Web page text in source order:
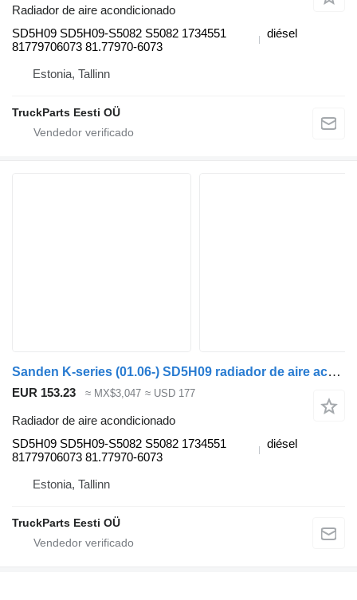
Radiador de aire acondicionado
SD5H09 SD5H09-S5082 S5082 1734551
81779706073 81.77970-6073
diésel
Estonia, Tallinn
TruckParts Eesti OÜ
Sanden K-series (01.06-) SD5H09 radiador de aire acondicionado para Scania K,N,F-series bus (2006-) autobús
EUR 153.23 ≈ MX$3,047 ≈ USD 177
Radiador de aire acondicionado
SD5H09 SD5H09-S5082 S5082 1734551
81779706073 81.77970-6073
diésel
Estonia, Tallinn
TruckParts Eesti OÜ